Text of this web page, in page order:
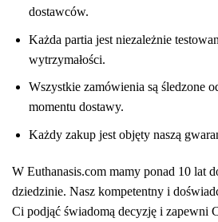
dostawców.
Każda partia jest niezależnie
wytrzymałości.
Wszystkie zamówienia są śledzone
momentu dostawy.
Każdy zakup jest objęty naszą
W Euthanasis.com mamy ponad 10 lat
dziedzinie. Nasz kompetentny i
Ci podjąć świadomą decyzję i zapewni